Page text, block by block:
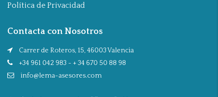
Política de Privacidad
Contacta con Nosotros
Carrer de Roteros, 15, 46003 Valencia
+34 961 042 983 - + 34 670 50 88 98
info@lema-asesores.com